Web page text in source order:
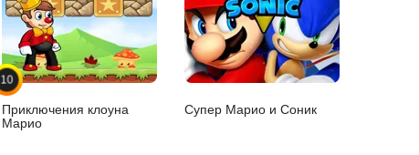
10
Приключения клоуна
Марио
Супер Марио и Соник